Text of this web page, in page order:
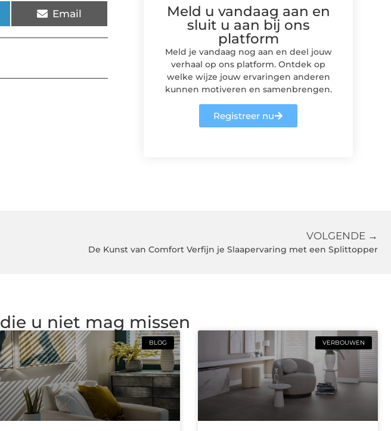
Email
Meld u vandaag aan en
sluit u aan bij ons
platform
Meld je vandaag nog aan en deel jouw
verhaal op ons platform. Ontdek op
welke wijze jouw ervaringen anderen
kunnen motiveren en samenbrengen.
Registreer nu
VOLGENDE →
De Kunst van Comfort Verfijn je Slaapervaring met een Splittopper
die u niet mag missen
BLOG VERBOUWEN